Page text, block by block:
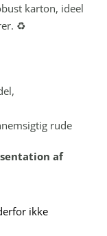
karton, ideel
♻️
rude
af
ikke